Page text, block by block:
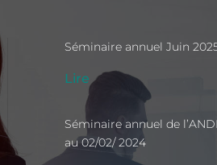
Séminaire annuel Juin
Lire
Séminaire annuel de
au 02/02/ 2024